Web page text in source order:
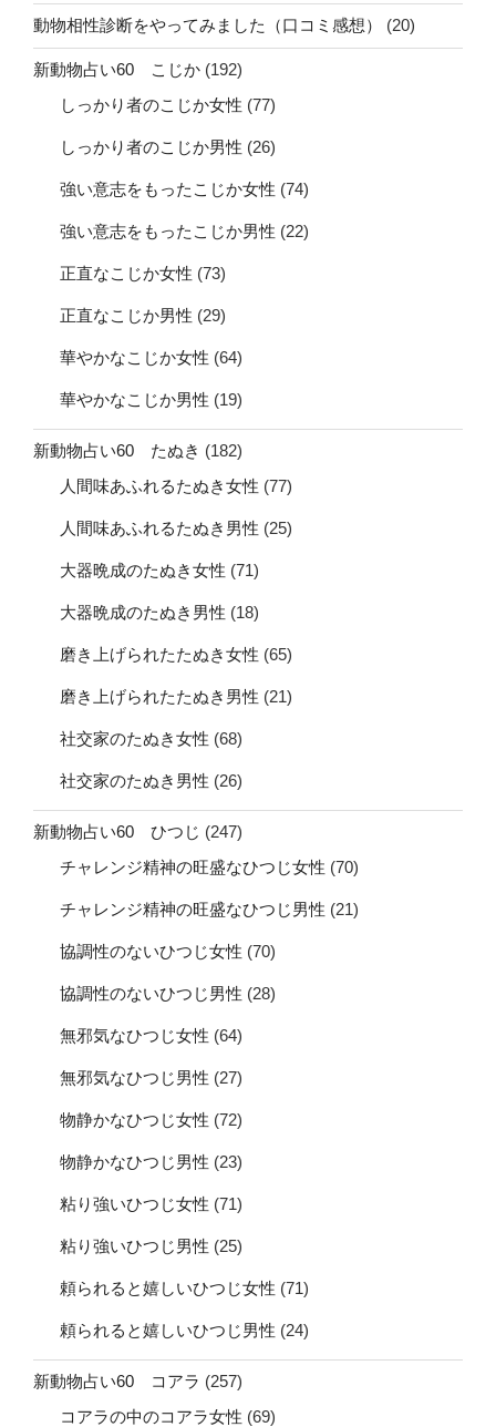
動物相性診断をやってみました（口コミ感想） (20)
新動物占い60 こじか (192)
しっかり者のこじか女性 (77)
しっかり者のこじか男性 (26)
強い意志をもったこじか女性 (74)
強い意志をもったこじか男性 (22)
正直なこじか女性 (73)
正直なこじか男性 (29)
華やかなこじか女性 (64)
華やかなこじか男性 (19)
新動物占い60 たぬき (182)
人間味あふれるたぬき女性 (77)
人間味あふれるたぬき男性 (25)
大器晩成のたぬき女性 (71)
大器晩成のたぬき男性 (18)
磨き上げられたたぬき女性 (65)
磨き上げられたたぬき男性 (21)
社交家のたぬき女性 (68)
社交家のたぬき男性 (26)
新動物占い60 ひつじ (247)
チャレンジ精神の旺盛なひつじ女性 (70)
チャレンジ精神の旺盛なひつじ男性 (21)
協調性のないひつじ女性 (70)
協調性のないひつじ男性 (28)
無邪気なひつじ女性 (64)
無邪気なひつじ男性 (27)
物静かなひつじ女性 (72)
物静かなひつじ男性 (23)
粘り強いひつじ女性 (71)
粘り強いひつじ男性 (25)
頼られると嬉しいひつじ女性 (71)
頼られると嬉しいひつじ男性 (24)
新動物占い60 コアラ (257)
コアラの中のコアラ女性 (69)